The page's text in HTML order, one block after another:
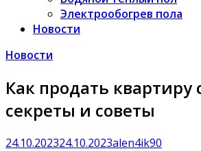
Электрообогрев пола
Новости
Новости
Как продать квартиру
секреты и советы
24.10.202324.10.2023alen4ik90